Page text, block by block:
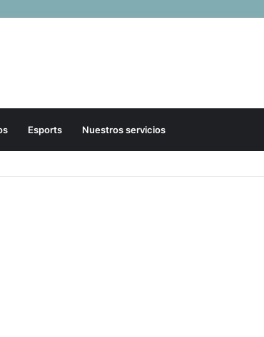
Esports Nuestros servicios